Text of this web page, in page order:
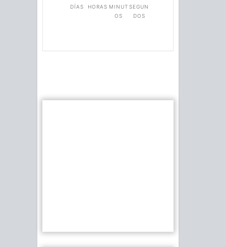
DÍAS HORAS MINUT
OS
SEGUN
DOS